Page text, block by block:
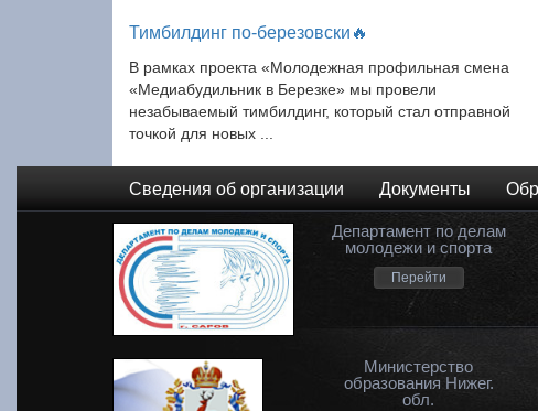
Тимбилдинг по-березовски🔥
В рамках проекта «Молодежная профильная смена
«Медиабудильник в Березке» мы провели
незабываемый тимбилдинг, который стал отправной
точкой для новых ...
Сведения об организации Документы
Департамент по делам
молодежи и спорта
Перейти
Министерство
образования Нижег.
обл.